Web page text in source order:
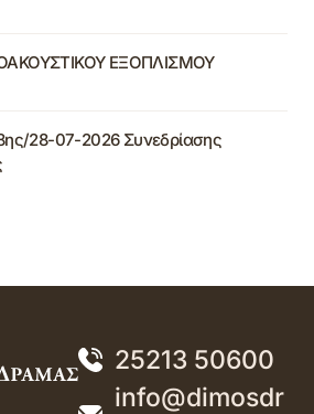
ΕΞΟΠΛΙΣΜΟΥ
28-07-2026 Συνεδρίασης
25213 50600
info@dimosdr